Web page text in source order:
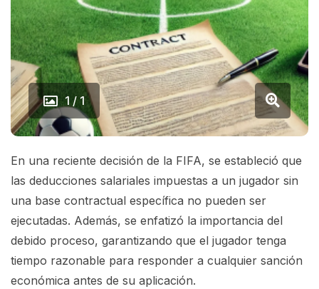
1 / 1
En una reciente decisión de la FIFA, se estableció que
las deducciones salariales impuestas a un jugador sin
una base contractual específica no pueden ser
ejecutadas. Además, se enfatizó la importancia del
debido proceso, garantizando que el jugador tenga
tiempo razonable para responder a cualquier sanción
económica antes de su aplicación.